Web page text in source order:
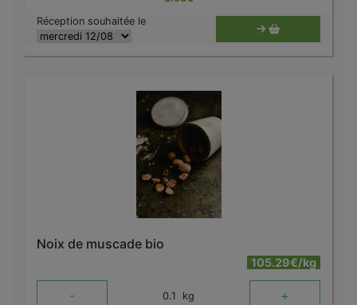
Réception souhaitée le
Noix de muscade bio
105.29€/kg
- 0.1 kg +